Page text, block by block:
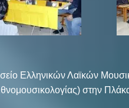
Ελληνικών Λαϊκών
στην